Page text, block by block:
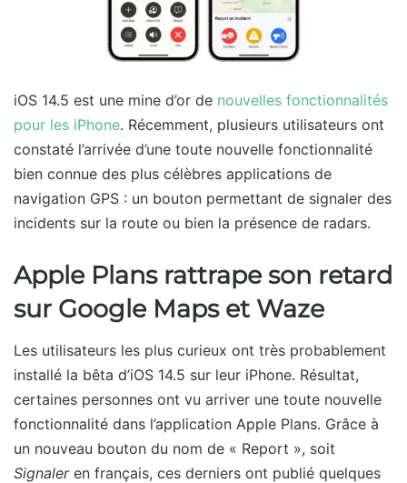
iOS 14.5 est une mine d’or de nouvelles fonctionnalités
pour les iPhone. Récemment, plusieurs utilisateurs ont
constaté l’arrivée d’une toute nouvelle fonctionnalité
bien connue des plus célèbres applications de
navigation GPS : un bouton permettant de signaler des
incidents sur la route ou bien la présence de radars.
Apple Plans rattrape son retard
sur Google Maps et Waze
Les utilisateurs les plus curieux ont très probablement
installé la bêta d’iOS 14.5 sur leur iPhone. Résultat,
certaines personnes ont vu arriver une toute nouvelle
fonctionnalité dans l’application Apple Plans. Grâce à
un nouveau bouton du nom de « Report », soit
Signaler en français, ces derniers ont publié quelques